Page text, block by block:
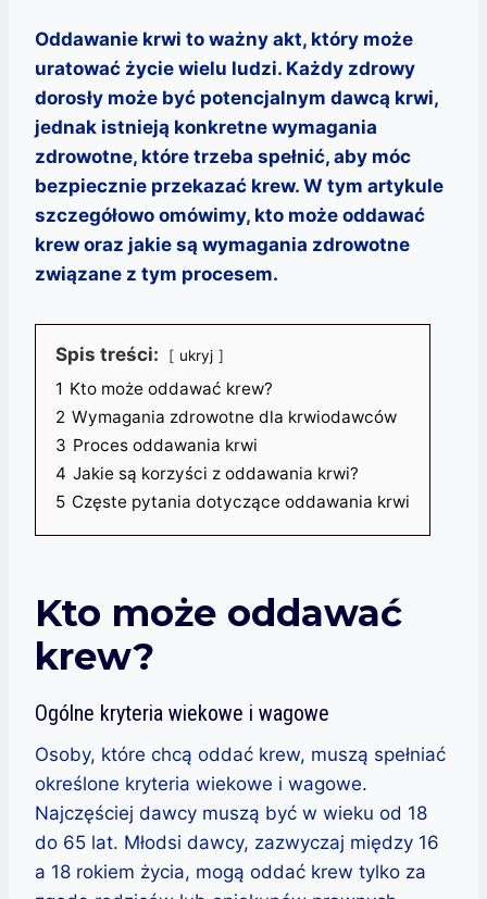
Oddawanie krwi to ważny akt, który może
uratować życie wielu ludzi. Każdy zdrowy
dorosły może być potencjalnym dawcą krwi,
jednak istnieją konkretne wymagania
zdrowotne, które trzeba spełnić, aby móc
bezpiecznie przekazać krew. W tym artykule
szczegółowo omówimy, kto może oddawać
krew oraz jakie są wymagania zdrowotne
związane z tym procesem.
Spis treści: ukryj
1 Kto może oddawać krew?
2 Wymagania zdrowotne dla krwiodawców
3 Proces oddawania krwi
4 Jakie są korzyści z oddawania krwi?
5 Częste pytania dotyczące oddawania krwi
Kto może oddawać
krew?
Ogólne kryteria wiekowe i wagowe
Osoby, które chcą oddać krew, muszą spełniać
określone kryteria wiekowe i wagowe.
Najczęściej dawcy muszą być w wieku od 18
do 65 lat. Młodsi dawcy, zazwyczaj między 16
a 18 rokiem życia, mogą oddać krew tylko za